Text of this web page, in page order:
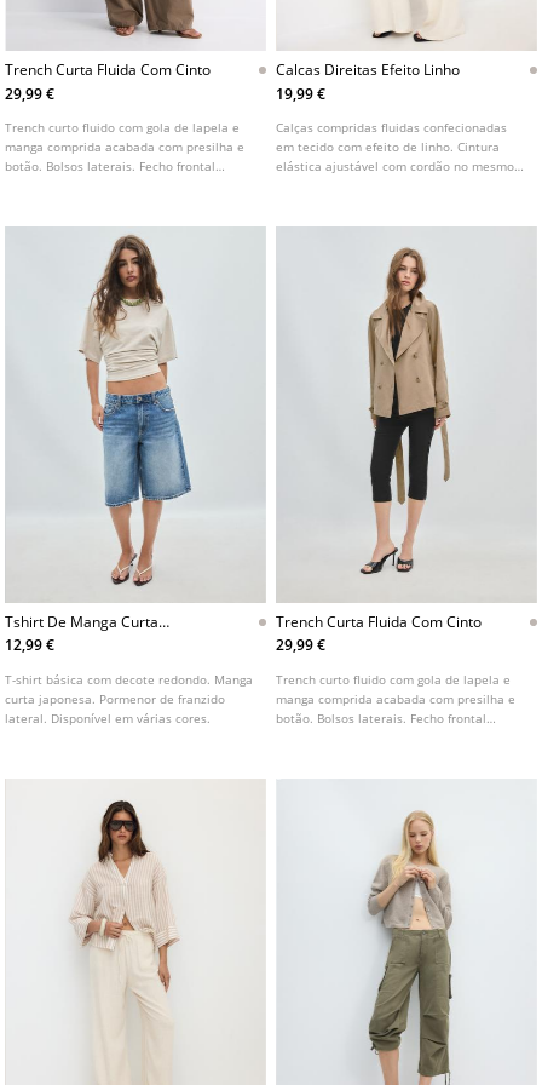
Trench Curta Fluida Com Cinto
29,99 €
Trench curto fluido com gola de lapela e
manga comprida acabada com presilha e
botão. Bolsos laterais. Fecho frontal
Calcas Direitas Efeito Linho
19,99 €
Calças compridas fluidas confecionadas
em tecido com efeito de linho. Cintura
elástica ajustável com cordão no mesmo
Tshirt De Manga Curta
Japonesa
12,99 €
T-shirt básica com decote redondo. Manga
curta japonesa. Pormenor de franzido
lateral. Disponível em várias cores.
Trench Curta Fluida Com Cinto
29,99 €
Trench curto fluido com gola de lapela e
manga comprida acabada com presilha e
botão. Bolsos laterais. Fecho frontal